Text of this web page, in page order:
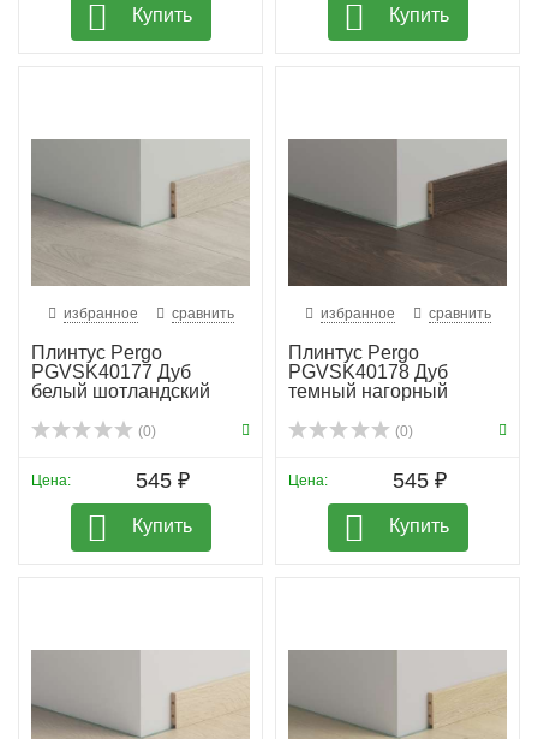
Купить Купить
избранное сравнить
Плинтус Pergo
PGVSK40177 Дуб
белый шотландский
(0)
Цена: 545 ₽
Купить
избранное сравнить
Плинтус Pergo
PGVSK40178 Дуб
темный нагорный
(0)
Цена: 545 ₽
Купить